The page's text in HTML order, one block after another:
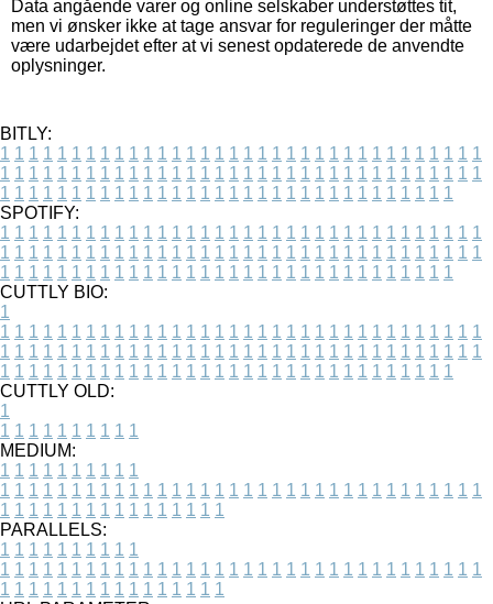
Data angående varer og online selskaber understøttes tit,
men vi ønsker ikke at tage ansvar for reguleringer der måtte
være udarbejdet efter at vi senest opdaterede de anvendte
oplysninger.
BITLY:
1 1 1 1 1 1 1 1 1 1 1 1 1 1 1 1 1 1 1 1 1 1 1 1 1 1 1 1 1 1 1 1 1 1
1 1 1 1 1 1 1 1 1 1 1 1 1 1 1 1 1 1 1 1 1 1 1 1 1 1 1 1 1 1 1 1 1 1
1 1 1 1 1 1 1 1 1 1 1 1 1 1 1 1 1 1 1 1 1 1 1 1 1 1 1 1 1 1 1 1
SPOTIFY:
1 1 1 1 1 1 1 1 1 1 1 1 1 1 1 1 1 1 1 1 1 1 1 1 1 1 1 1 1 1 1 1 1 1
1 1 1 1 1 1 1 1 1 1 1 1 1 1 1 1 1 1 1 1 1 1 1 1 1 1 1 1 1 1 1 1 1 1
1 1 1 1 1 1 1 1 1 1 1 1 1 1 1 1 1 1 1 1 1 1 1 1 1 1 1 1 1 1 1 1
CUTTLY BIO:
1
1 1 1 1 1 1 1 1 1 1 1 1 1 1 1 1 1 1 1 1 1 1 1 1 1 1 1 1 1 1 1 1 1 1
1 1 1 1 1 1 1 1 1 1 1 1 1 1 1 1 1 1 1 1 1 1 1 1 1 1 1 1 1 1 1 1 1 1
1 1 1 1 1 1 1 1 1 1 1 1 1 1 1 1 1 1 1 1 1 1 1 1 1 1 1 1 1 1 1 1
CUTTLY OLD:
1
1 1 1 1 1 1 1 1 1 1
MEDIUM:
1 1 1 1 1 1 1 1 1 1
1 1 1 1 1 1 1 1 1 1 1 1 1 1 1 1 1 1 1 1 1 1 1 1 1 1 1 1 1 1 1 1 1 1
1 1 1 1 1 1 1 1 1 1 1 1 1 1 1 1
PARALLELS:
1 1 1 1 1 1 1 1 1 1
1 1 1 1 1 1 1 1 1 1 1 1 1 1 1 1 1 1 1 1 1 1 1 1 1 1 1 1 1 1 1 1 1 1
1 1 1 1 1 1 1 1 1 1 1 1 1 1 1 1